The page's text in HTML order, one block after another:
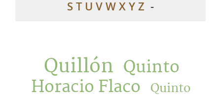
S T U V W X Y Z -
Quillón Quinto
Horacio Flaco
Quinto